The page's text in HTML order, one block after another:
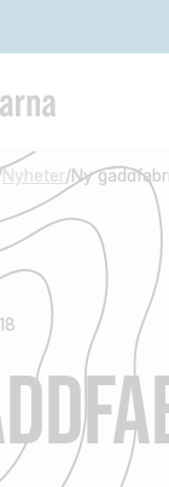
Nyheter/Ny